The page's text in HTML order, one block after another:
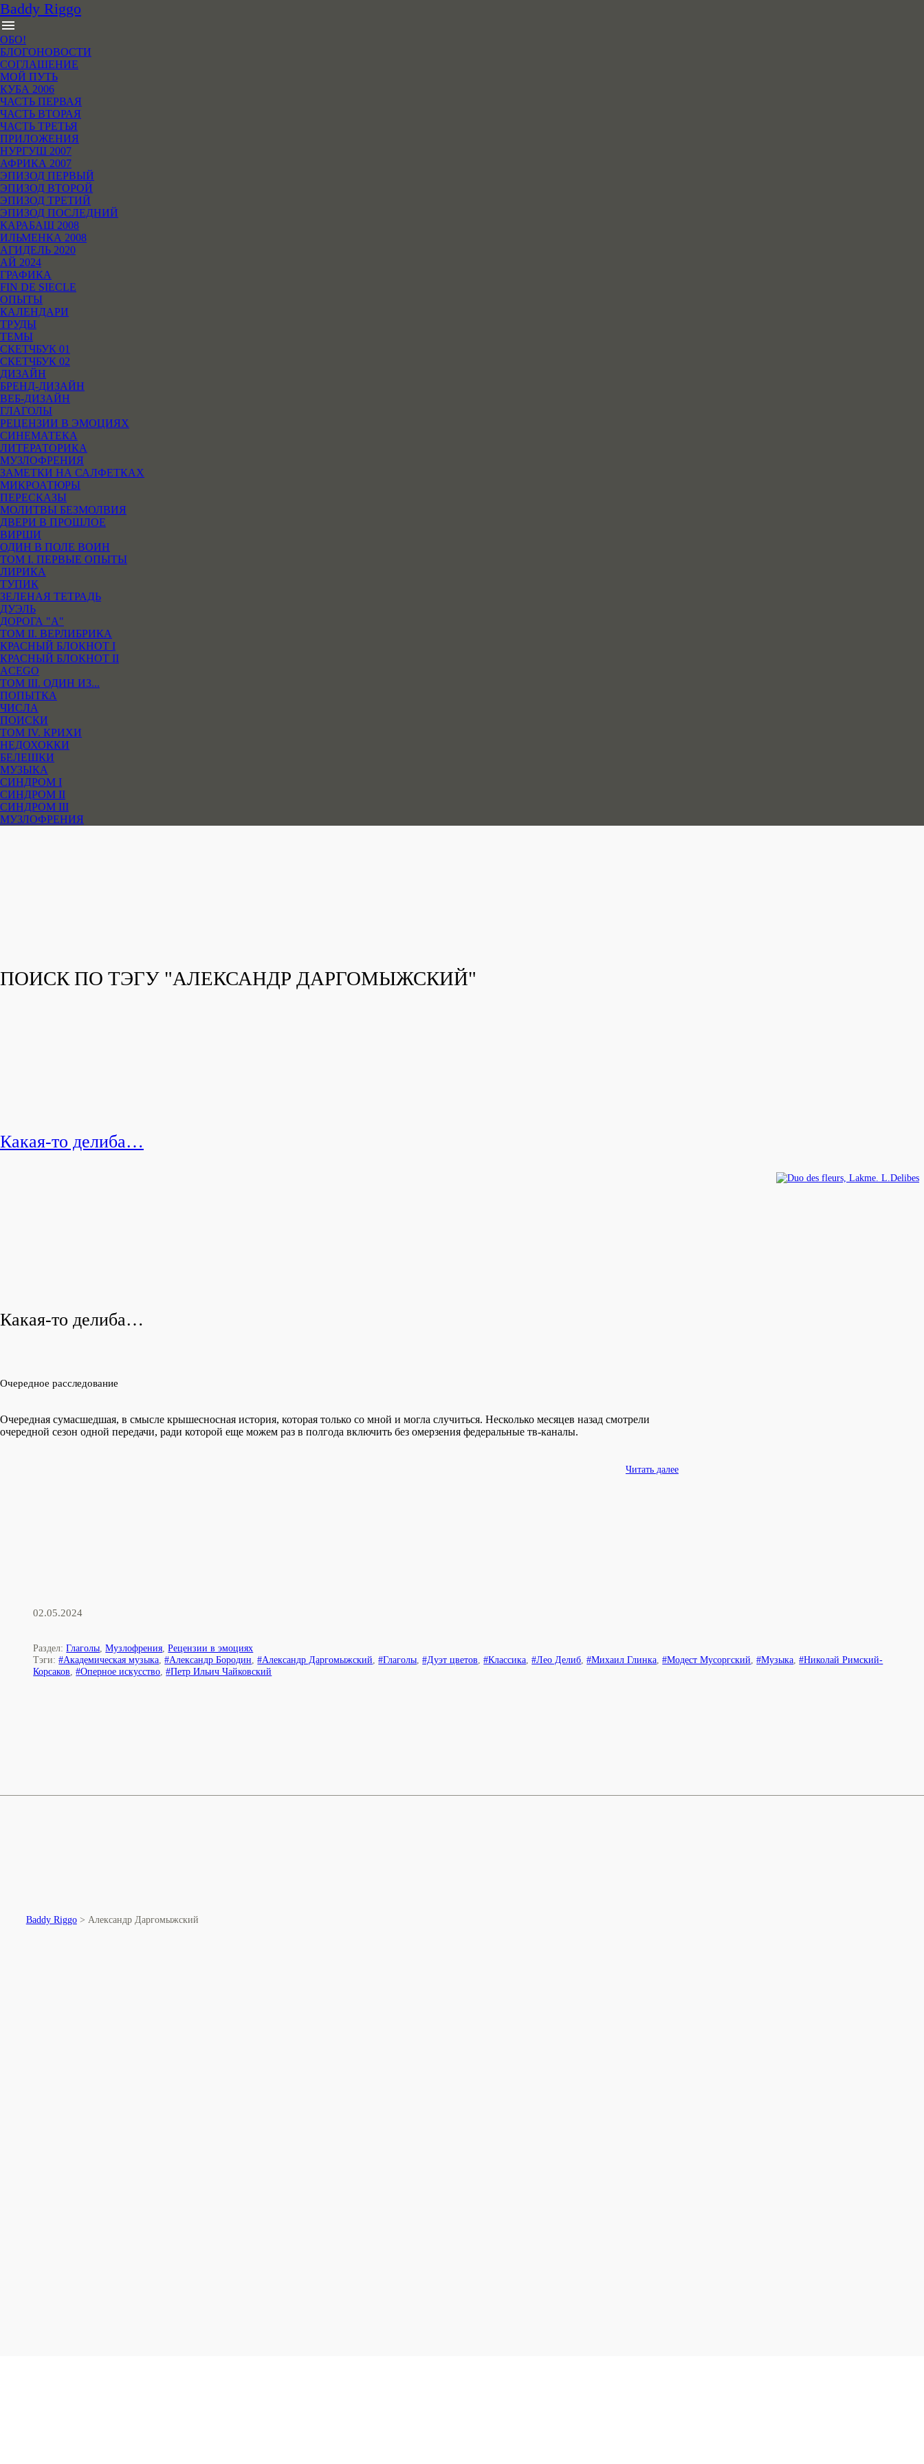
Baddy Riggo
menu
ОБО!
БЛОГОНОВОСТИ
СОГЛАШЕНИЕ
МОЙ ПУТЬ
КУБА 2006
ЧАСТЬ ПЕРВАЯ
ЧАСТЬ ВТОРАЯ
ЧАСТЬ ТРЕТЬЯ
ПРИЛОЖЕНИЯ
НУРГУШ 2007
АФРИКА 2007
ЭПИЗОД ПЕРВЫЙ
ЭПИЗОД ВТОРОЙ
ЭПИЗОД ТРЕТИЙ
ЭПИЗОД ПОСЛЕДНИЙ
КАРАБАШ 2008
ИЛЬМЕНКА 2008
АГИДЕЛЬ 2020
АЙ 2024
ГРАФИКА
FIN DE SIECLE
ОПЫТЫ
КАЛЕНДАРИ
ТРУДЫ
ТЕМЫ
СКЕТЧБУК 01
СКЕТЧБУК 02
ДИЗАЙН
БРЕНД-ДИЗАЙН
ВЕБ-ДИЗАЙН
ГЛАГОЛЫ
РЕЦЕНЗИИ В ЭМОЦИЯХ
СИНЕМАТЕКА
ЛИТЕРАТОРИКА
МУЗЛОФРЕНИЯ
ЗАМЕТКИ НА САЛФЕТКАХ
МИКРОАТЮРЫ
ПЕРЕСКАЗЫ
МОЛИТВЫ БЕЗМОЛВИЯ
ДВЕРИ В ПРОШЛОЕ
ВИРШИ
ОДИН В ПОЛЕ ВОИН
ТОМ I. ПЕРВЫЕ ОПЫТЫ
ЛИРИКА
ТУПИК
ЗЕЛЕНАЯ ТЕТРАДЬ
ДУЭЛЬ
ДОРОГА "А"
ТОМ II. ВЕРЛИБРИКА
КРАСНЫЙ БЛОКНОТ I
КРАСНЫЙ БЛОКНОТ II
ACEGO
ТОМ III. ОДИН ИЗ...
ПОПЫТКА
ЧИСЛА
ПОИСКИ
ТОМ IV. КРИХИ
НЕДОХОККИ
БЕЛЕШКИ
МУЗЫКА
СИНДРОМ I
СИНДРОМ II
СИНДРОМ III
МУЗЛОФРЕНИЯ
ПОИСК ПО ТЭГУ "АЛЕКСАНДР ДАРГОМЫЖСКИЙ"
Какая-то делиба…
Какая-то делиба…
Очередное расследование
Очередная сумасшедшая, в смысле крышесносная история, которая только со мной и могла случиться. Несколько месяцев назад смотрели
очередной сезон одной передачи, ради которой еще можем раз в полгода включить без омерзения федеральные тв-каналы.
Читать далее
02.05.2024
Раздел:Глаголы ,Музлофрения ,Рецензии в эмоциях
Тэги:#Академическая музыка ,#Александр Бородин ,#Александр Даргомыжский ,#Глаголы ,#Дуэт цветов ,#Классика ,#Лео Делиб ,#Михаил Глинка ,#Модест Мусоргский ,#Музыка ,#Николай Римский-
Корсаков ,#Оперное искусство ,#Петр Ильич Чайковский
Baddy Riggo> Александр Даргомыжский